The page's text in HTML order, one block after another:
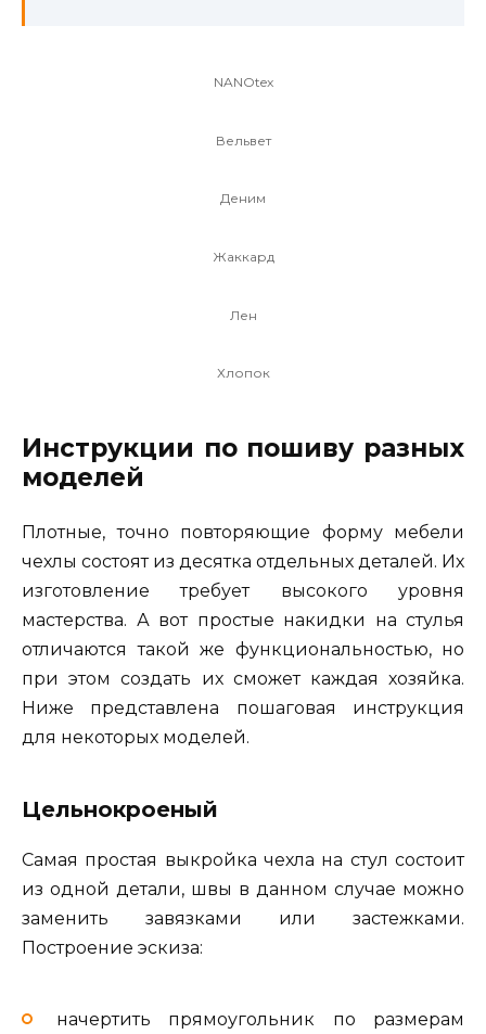
NANOtex
Вельвет
Деним
Жаккард
Лен
Хлопок
Инструкции по пошиву разных
моделей
Плотные, точно повторяющие форму мебели
чехлы состоят из десятка отдельных деталей. Их
изготовление требует высокого уровня
мастерства. А вот простые накидки на стулья
отличаются такой же функциональностью, но
при этом создать их сможет каждая хозяйка.
Ниже представлена пошаговая инструкция
для некоторых моделей.
Цельнокроеный
Самая простая выкройка чехла на стул состоит
из одной детали, швы в данном случае можно
заменить завязками или застежками.
Построение эскиза:
начертить прямоугольник по размерам